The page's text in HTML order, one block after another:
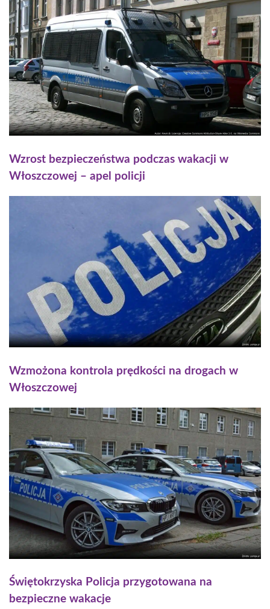
Wzrost bezpieczeństwa podczas wakacji w
Włoszczowej – apel policji
Wzmożona kontrola prędkości na drogach w
Włoszczowej
Świętokrzyska Policja przygotowana na
bezpieczne wakacje